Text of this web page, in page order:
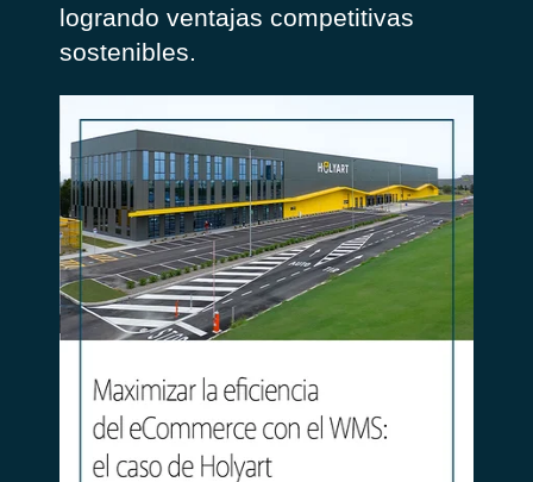
logrando ventajas competitivas
sostenibles.